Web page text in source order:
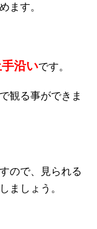
ます。
沿いです。
観る事ができま
ので、見られる
ましょう。